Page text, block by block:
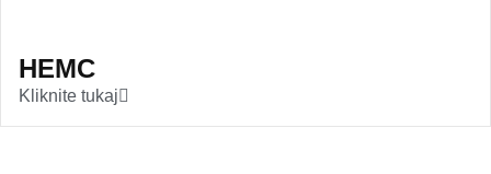
HEMC
Kliknite tukaj